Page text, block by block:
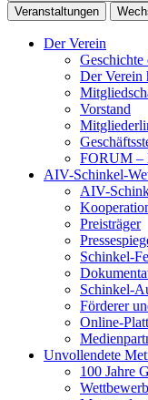
Veranstaltungen
Der Verein
Geschichte
Der Verein
Vorstand
FORUM –
AIV-Schinkel-
AIV-
Preisträger
Schinkel-
Schinkel-
Förderer
Online-
Unvollendete
100 Jahre